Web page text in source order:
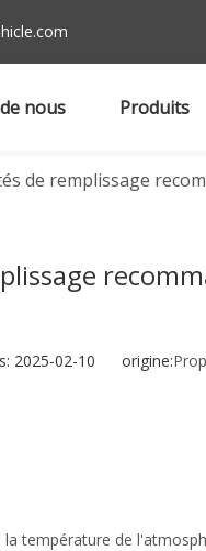
nous Produits
de remplissage
2025-02-10 origine:
température de